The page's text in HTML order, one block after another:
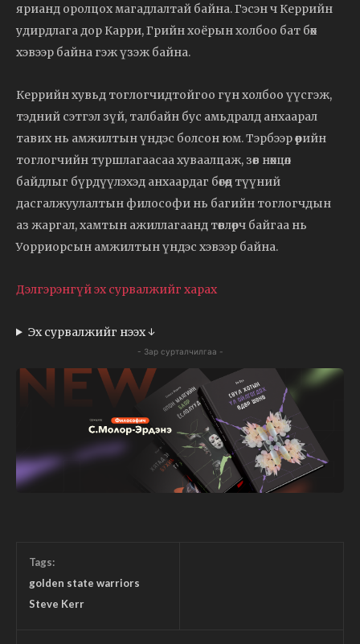
ярианд оролцох магадлалтай байна. Гэсэн ч Керрийн
удирдлага дор Карри, Грийн хоёрын холбоо бат бөх
хэвээр байна гэж үзэж байна.
Керрийн хувьд тоглогчидтойгоо гүн холбоо үүсгэж,
тэдний сэтгэл зүй, талбайн бус амьдралд анхаарал
тавих нь амжилтын үндэс болсон юм. Тэрбээр өөрийн
тоглогчийн туршлагаасаа хуваалцаж, зөв нөхцөл
байдлыг бүрдүүлэхэд анхаардаг бөгөөд түүний
дасгалжуулалтын философи нь багийн тоглогчдын
аз жаргал, хамтын ажиллагаанд төвлөрч байгаа нь
Уорриорсын амжилтын үндэс хэвээр байна.
Дэлгэрэнгүй эх сурвалжийг харах
Эх сурвалжийг нээх ↓
- Зар сурталчилгаа -
Tags:
golden state warriors
Steve Kerr